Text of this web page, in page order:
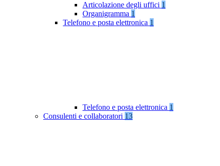
Articolazione degli uffici 1
Organigramma 1
Telefono e posta elettronica 1
Telefono e posta elettronica 1
Consulenti e collaboratori 13